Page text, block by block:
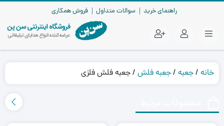
راهنمای خرید سوالات متداول فروش همکاری
خانه /جعبه /جعبه فلش / جعبه فلش فلزی